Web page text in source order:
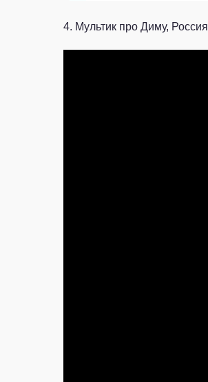
4. Мультик про Диму, Россия